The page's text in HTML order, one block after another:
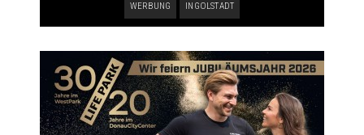
WERBUNG INGOLSTADT